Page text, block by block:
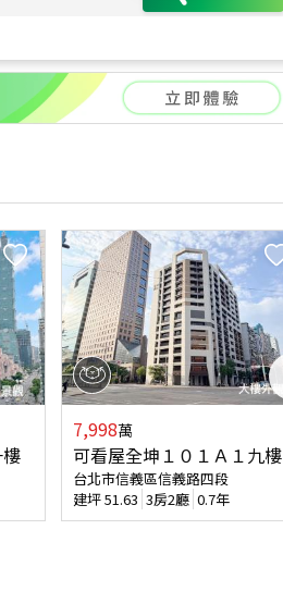
7,998萬
可看屋全坤１０１Ａ１九樓
台北市信義區信義路四段
建坪51.63 3房2廳 0.7年